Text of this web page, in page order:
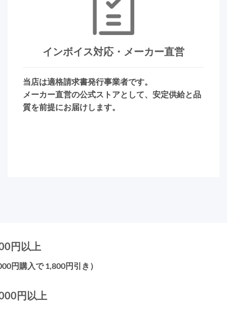
インボイス対応・メーカー直営
当店は適格請求書発行事業者です。
メーカー直営の公式ストアとして、安定供給と品
質を前提にお届けします。
円以上
円購入で 1,800円引き）
円以上